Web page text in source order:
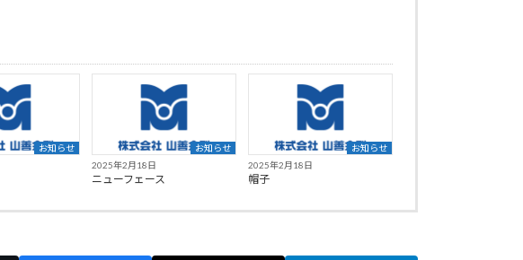
お知らせ
お知らせ
2025年2月18日
ニューフェース
お知らせ
2025年2月18日
帽子